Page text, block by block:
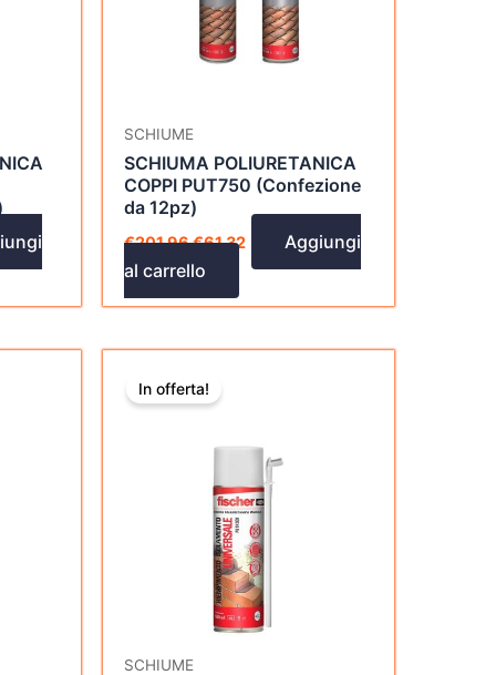
SCHIUME
SCHIUMA POLIURETANICA
COPPI PUT750 (Confezione
da 12pz)
€201,96€61,32
Aggiungi
al carrello
In offerta!
SCHIUME
prezzo
originale